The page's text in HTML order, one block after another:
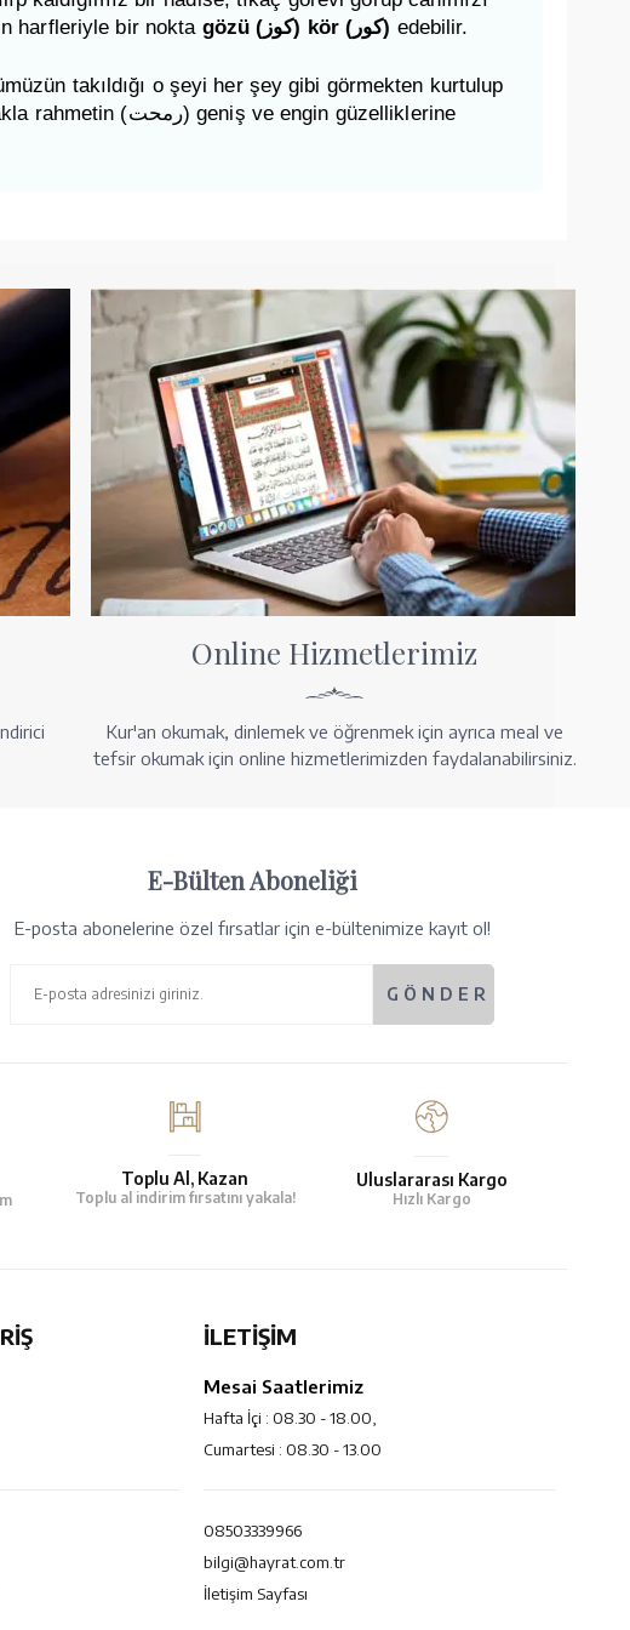
harfleriyle bir nokta
gözü (كوز) kör (كور) edebilir.
takıldığı o şeyi her şey gibi görmekten kurtulup
Online Hizmetlerimiz
Kur'an okumak, dinlemek ve öğrenmek için ayrıca meal ve
tefsir okumak için online hizmetlerimizden faydalanabilirsiniz.
E-Bülten Aboneliği
E-posta abonelerine özel fırsatlar için e-bültenimize kayıt ol!
Toplu Al, Kazan
Toplu al indirim fırsatını yakala!
Uluslararası Kargo
Hızlı Kargo
İLETİŞİM
Mesai Saatlerimiz
Hafta İçi : 08.30 - 18.00,
Cumartesi : 08.30 - 13.00
08503339966
bilgi@hayrat.com.tr
İletişim Sayfası